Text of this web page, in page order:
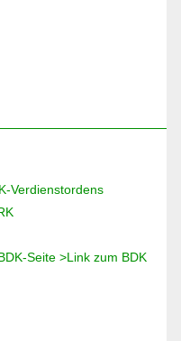
Verdienstordens
Seite >Link zum BDK